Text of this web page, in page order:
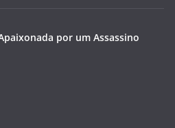
por um Assassino